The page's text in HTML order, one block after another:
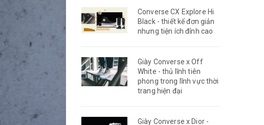
Converse CX Explore Hi
Black - thiết kế đơn giản
nhưng tiện ích đỉnh cao
Giày Converse x Off
White - thủ lĩnh tiên
phong trong lĩnh vực thời
trang hiện đại
Giày Converse x Dior -